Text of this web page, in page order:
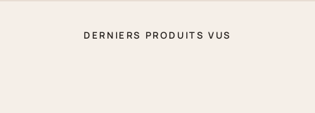
DERNIERS PRODUITS VUS